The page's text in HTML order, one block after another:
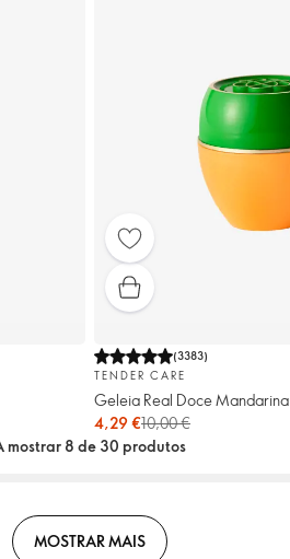
(3383)
TENDER CARE
Geleia Real Doce Mandarina
4,29 €10,00 €
mostrar 8 de 30 produtos
MOSTRAR MAIS